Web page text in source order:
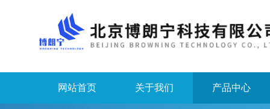
网站首页 关于我们 产品中心